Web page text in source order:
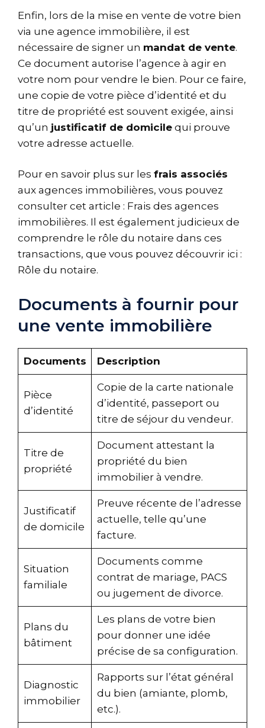
Enfin, lors de la mise en vente de votre bien
via une agence immobilière, il est
nécessaire de signer un mandat de vente.
Ce document autorise l’agence à agir en
votre nom pour vendre le bien. Pour ce faire,
une copie de votre pièce d’identité et du
titre de propriété est souvent exigée, ainsi
qu’un justificatif de domicile qui prouve
votre adresse actuelle.
Pour en savoir plus sur les frais associés
aux agences immobilières, vous pouvez
consulter cet article : Frais des agences
immobilières. Il est également judicieux de
comprendre le rôle du notaire dans ces
transactions, que vous pouvez découvrir ici :
Rôle du notaire.
Documents à fournir pour
une vente immobilière
Documents Description
Pièce
d’identité
Copie de la carte nationale
d’identité, passeport ou
titre de séjour du vendeur.
Titre de
propriété
Document attestant la
propriété du bien
immobilier à vendre.
Justificatif
de domicile
Preuve récente de l’adresse
actuelle, telle qu’une
facture.
Situation
familiale
Documents comme
contrat de mariage, PACS
ou jugement de divorce.
Plans du
bâtiment
Les plans de votre bien
pour donner une idée
précise de sa configuration.
Diagnostic
immobilier
Rapports sur l’état général
du bien (amiante, plomb,
etc.).